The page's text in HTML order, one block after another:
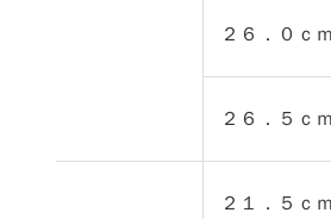
２６．０ｃｍ
２６．５ｃｍ
２１．５ｃｍ